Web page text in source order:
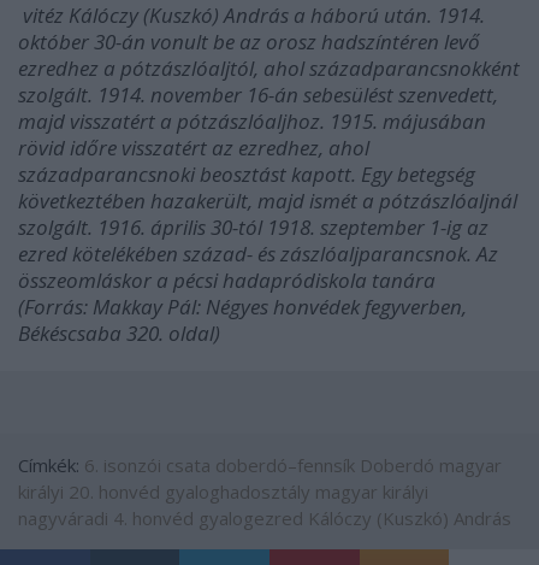
vitéz Kálóczy (Kuszkó) András a háború után. 1914.
október 30-án vonult be az orosz hadszíntéren levő
ezredhez a pótzászlóaljtól, ahol századparancsnokként
szolgált. 1914. november 16-án sebesülést szenvedett,
majd visszatért a pótzászlóaljhoz. 1915. májusában
rövid időre visszatért az ezredhez, ahol
századparancsnoki beosztást kapott. Egy betegség
következtében hazakerült, majd ismét a pótzászlóaljnál
szolgált. 1916. április 30-tól 1918. szeptember 1-ig az
ezred kötelékében század- és zászlóaljparancsnok. Az
összeomláskor a pécsi hadapródiskola tanára
(Forrás: Makkay Pál: Négyes honvédek fegyverben,
Békéscsaba 320. oldal)
Címkék: 6. isonzói csata doberdó–fennsík Doberdó magyar
királyi 20. honvéd gyaloghadosztály magyar királyi
nagyváradi 4. honvéd gyalogezred Kálóczy (Kuszkó) András